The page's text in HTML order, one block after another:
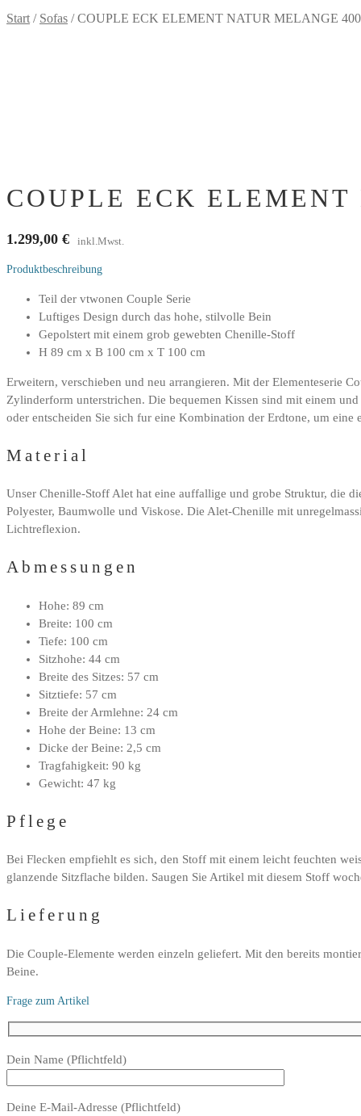
Start / Sofas /COUPLE ECK ELEMENT NATUR MELANGE
COUPLE ECK
1.299,00 € inkl.Mwst.
Produktbeschreibung
Teil der vtwonen Couple Serie
Luftiges Design durch das hohe, stilvolle Bein
Gepolstert mit einem grob gewebten Chenille-Stoff
H 89 cm x B 100 cm x T 100 cm
Erweitern, verschieben und neu arrangieren. Mit der Elementeserie
Zylinderform unterstrichen. Die bequemen Kissen sind mit einem
oder entscheiden Sie sich fur eine Kombination der Erdtone, um
Material
Unser Chenille-Stoff Alet hat eine auffallige und grobe Struktur, die
Polyester, Baumwolle und Viskose. Die Alet-Chenille mit
Lichtreflexion.
Abmessungen
Hohe: 89 cm
Breite: 100 cm
Tiefe: 100 cm
Sitzhohe: 44 cm
Breite des Sitzes: 57 cm
Sitztiefe: 57 cm
Breite der Armlehne: 24 cm
Hohe der Beine: 13 cm
Dicke der Beine: 2,5 cm
Tragfahigkeit: 90 kg
Gewicht: 47 kg
Pflege
Bei Flecken empfiehlt es sich, den Stoff mit einem leicht feuchten
glanzende Sitzflache bilden. Saugen Sie Artikel mit diesem Stoff
Lieferung
Die Couple-Elemente werden einzeln geliefert. Mit den bereits
Beine.
Frage zum Artikel
Bitte
Feld
Dein Name (Pflichtfeld)
Deine E-Mail-Adresse (Pflichtfeld)